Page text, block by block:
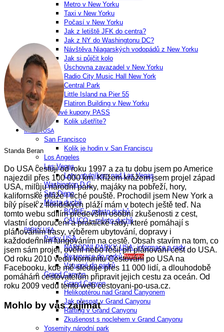
Metro v New Yorku
Taxi v New Yorku
Počasí v New Yorku
Jak z letiště JFK do centra?
Jak z NY do Washingtonu DC?
Návštěva Niagarských vodopádů z New Yorku
Jak si půjčit kolo
Úschovna zavazadel v New Yorku
Radio City Music Hall New York
Central Park
Little Island na Pier 55
Flatiron Building v New Yorku
Slevové kupony PASS
Kolik ušetříte?
MĚSTA USA
San Francisco
Kolik je hodin v San Franciscu
Los Angeles
Las Vegas
Lety vrtulníkem nad Las Vegas
Washington D.C.
San Diego​
Města duchů
BODIE – město duchů
CALICO – město duchů
PARKY USA
Parky USA
NÁRODNÍ PARKY USA: informace a rady
Rezervace do parkůNovinka
Vstupné do parků
Grand Canyon
Grand Canyon
Helikoptérou nad Grand Canyonem
Jak přespat v Grand Canyonu
Rafting v Grand Canyonu
Zkušenost s noclehem v Grand Canyonu
Yosemity národní park
Standa Beran
Do USA cestuji od roku 1997 a za tu dobu jsem po Americe
najezdil přes 100 000 km. Křížem krážem jsem projel západ
USA, miluju národní parky, majáky na pobřeží, hory,
kalifornské pláže i tiché pouště. Prochodil jsem New York a
bílý písek z floridských pláží mám v botech ještě teď. Na
tomto webu sdílím především osobní zkušenosti z cest,
vlastní doporučení a praktické rady, které pomáhají s
plánováním trasy, výběrem ubytování, dopravy i
každodenním fungováním na cestě. Obsah stavím na tom, co
jsem sám projel, ověřil nebo řešil při plánování cest do USA.
Od roku 2010 vedu komunitu Cestování po USA na
Facebooku, kde mě sleduje přes 11 000 lidí, a dlouhodobě
pomáhám cestovatelům připravit jejich cestu za oceán. Od
roku 2009 vedu tento web cestovani-po-usa.cz.
Mohlo by vás zajímat